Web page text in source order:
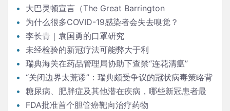
降低（新冠）感染率
大巴灵顿宣言（The Great Barrington
Declaration）
为什么很多COVID-19感染者会失去嗅觉？
李长青｜袁国勇的口罩研究
未经检验的新冠疗法可能弊大于利
瑞典海关在药品管理局协助下查禁“连花清瘟”
“关闭边界太荒谬”：瑞典颇受争议的冠状病毒策略背
后的流行病学家
糖尿病、肥胖症及其他潜在疾病，哪些新冠患者最
危险？
FDA批准首个胆管癌靶向治疗药物